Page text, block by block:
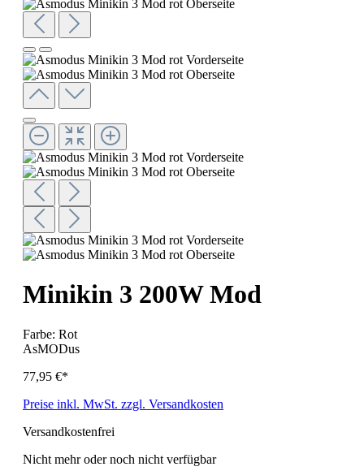
Minikin 3 200W Mod
Farbe: Rot
AsMODus
77,95 €*
Preise inkl. MwSt. zzgl. Versandkosten
Versandkostenfrei
Nicht mehr oder noch nicht verfügbar